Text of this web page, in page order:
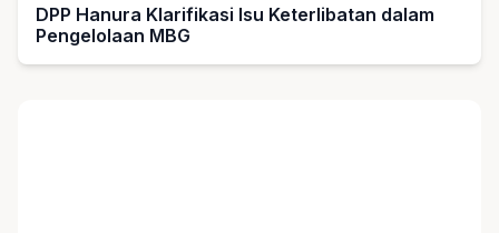
DPP Hanura Klarifikasi Isu Keterlibatan dalam
Pengelolaan MBG